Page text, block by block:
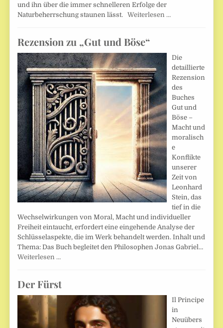
und ihn über die immer schnelleren Erfolge der
Naturbeherrschung staunen lässt.Weiterlesen …
Rezension zu „Gut und Böse“
Die
detaillierte
Rezension
des
Buches
Gut und
Böse –
Macht und
moralisch
e
Konflikte
unserer
Zeit von
Leonhard
Stein, das
tief in die
Wechselwirkungen von Moral, Macht und individueller
Freiheit eintaucht, erfordert eine eingehende Analyse der
Schlüsselaspekte, die im Werk behandelt werden. Inhalt und
Thema: Das Buch begleitet den Philosophen Jonas Gabriel…
Weiterlesen …
Der Fürst
Il Principe
in
Neuübers